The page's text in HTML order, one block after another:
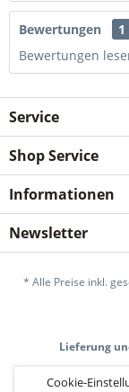
Bewertungen
1
Bewertungen
Service
Shop Service
Informationen
Newsletter
* Alle Preise inkl.
Lieferung
Cookie-